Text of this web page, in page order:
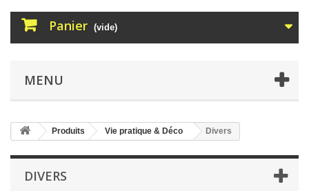
Panier (vide)
MENU
Produits Vie pratique & Déco Divers
DIVERS